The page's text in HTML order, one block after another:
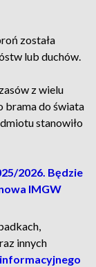
została
lub duchów.
z wielu
brama do świata
stanowiło
2026. Będzie
IMGW
innych
informacyjnego